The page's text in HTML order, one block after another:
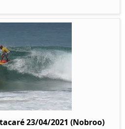
23/04/2021 (Nobroo)